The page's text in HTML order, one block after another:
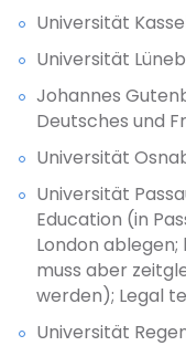
Universität
Universität
Johannes
Deutsches und
Universität
Universität
Education (in
London
muss aber
werden); Legal
Universität